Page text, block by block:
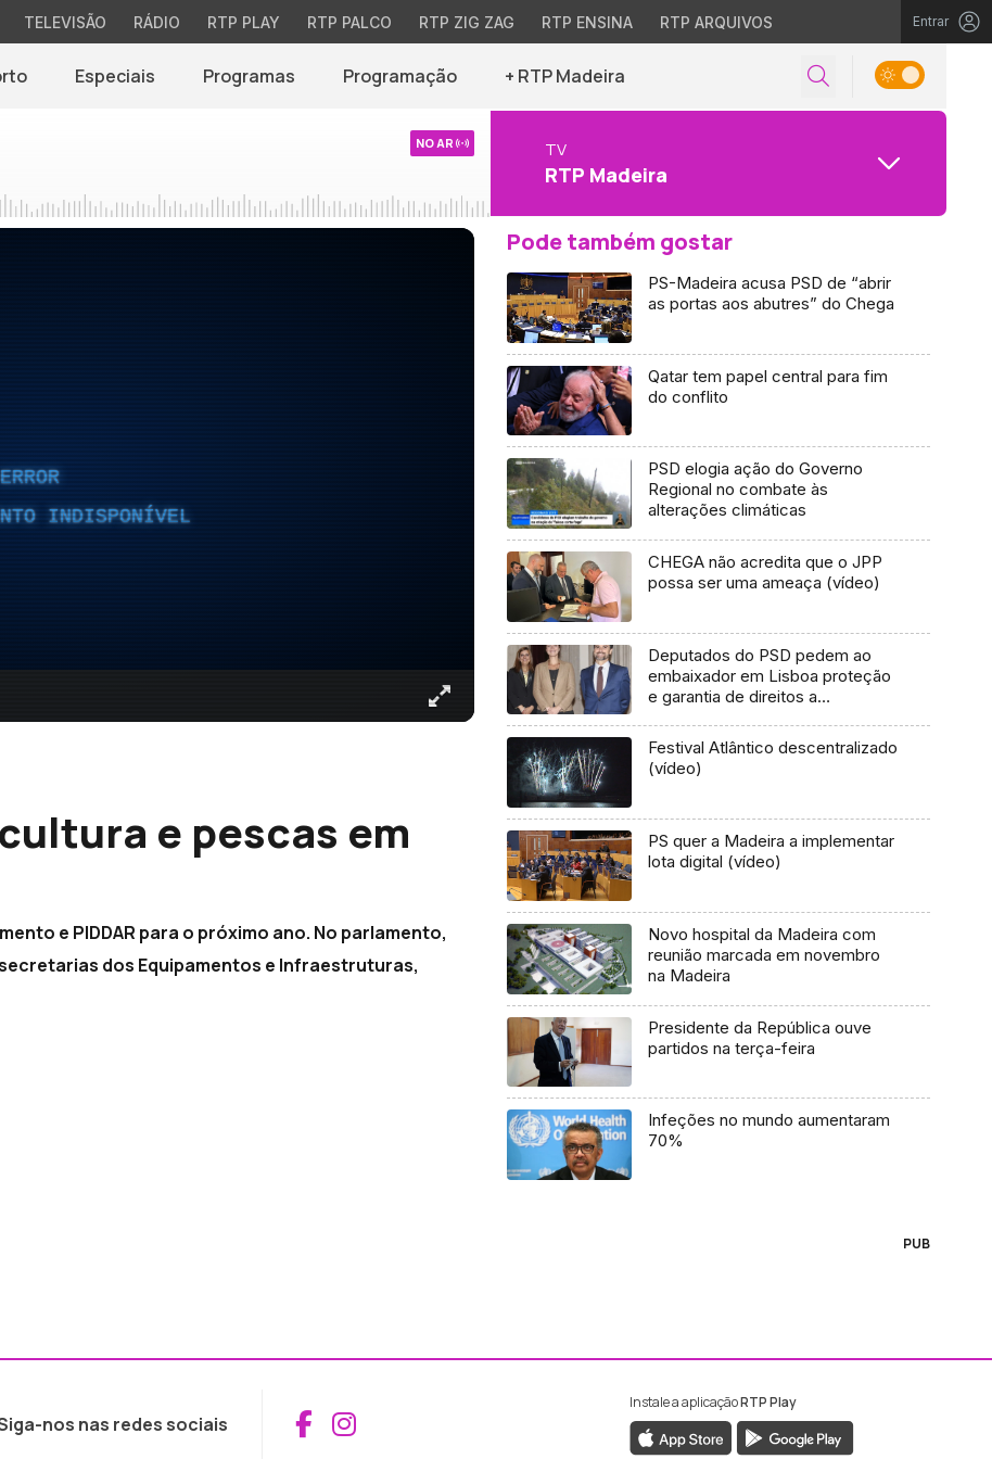
TELEVISÃO RÁDIO RTP PLAY RTP PALCO RTP ZIG ZAG RTP ENSINA RTP ARQUIVOS Entrar
Especiais Programas Programação + RTP Madeira
NO AR TV
RTP Madeira
INDISPONÍVEL
e pescas em
e PIDDAR para o próximo ano. No parlamento,
dos Equipamentos e Infraestruturas,
Pode também gostar
PS-Madeira acusa PSD de “abrir
as portas aos abutres” do Chega
Qatar tem papel central para fim
do conflito
PSD elogia ação do Governo
Regional no combate às
alterações climáticas
CHEGA não acredita que o JPP
possa ser uma ameaça (vídeo)
Deputados do PSD pedem ao
embaixador em Lisboa proteção
e garantia de direitos a
Festival Atlântico descentralizado
(vídeo)
PS quer a Madeira a implementar
lota digital (vídeo)
Novo hospital da Madeira com
reunião marcada em novembro
na Madeira
Presidente da República ouve
partidos na terça-feira
Infeções no mundo aumentaram
70%
PUB
nos nas redes sociais Aceder ao Facebook da RTP Madeira
Aceder ao Instagram da RTP Madeira
Instale a aplicaçãoRTP Play